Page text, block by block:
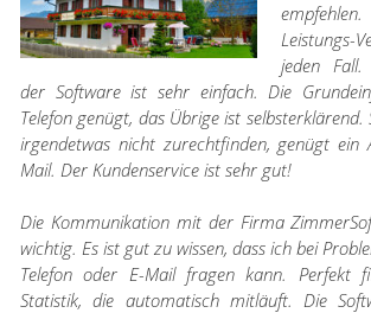
Leistungs-
jeden
der Software ist sehr einfach. Die
Telefon genügt, das Übrige ist
irgendetwas nicht zurechtfinden, genügt ein
Mail. Der Kundenservice ist sehr gut!
Die Kommunikation mit der Firma
wichtig. Es ist gut zu wissen, dass ich bei
Telefon oder E-Mail fragen kann. Perfekt
Statistik, die automatisch mitläuft. Die